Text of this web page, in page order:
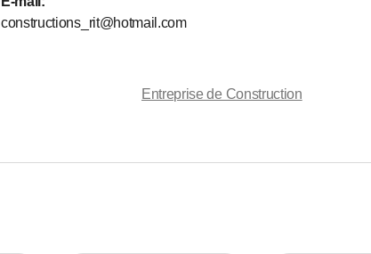
constructions_rit@hotmail.com
Entreprise de Construction